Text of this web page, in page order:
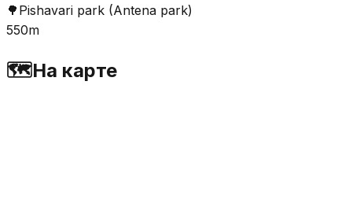
🌳 Pishavari park (Antena park)
550m
🗺️На карте